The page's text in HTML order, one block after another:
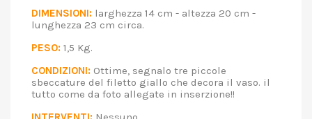
DIMENSIONI: larghezza 14 cm - altezza 20 cm -
lunghezza 23 cm circa.
PESO: 1,5 Kg.
CONDIZIONI: Ottime, segnalo tre piccole
sbeccature del filetto giallo che decora il vaso. il
tutto come da foto allegate in inserzione!!